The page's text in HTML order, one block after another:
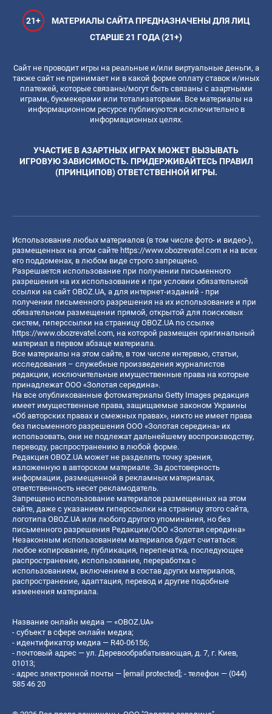
21+
МАТЕРИАЛЫ САЙТА ПРЕДНАЗНАЧЕНЫ ДЛЯ ЛИЦ
СТАРШЕ 21 ГОДА (21+)
Сайт не проводит игры на реальные и/или виртуальные деньги, а
также сайт не принимает ни в какой форме оплату ставок и/иных
платежей, которые связаны/могут быть связаны с азартными
играми, букмекерами или тотализаторами. Все материалы на
информационном ресурсе публикуются исключительно в
информационных целях.
УЧАСТИЕ В АЗАРТНЫХ ИГРАХ МОЖЕТ ВЫЗЫВАТЬ
ИГРОВУЮ ЗАВИСИМОСТЬ. ПРИДЕРЖИВАЙТЕСЬ ПРАВИЛ
(ПРИНЦИПОВ) ОТВЕТСТВЕННОЙ ИГРЫ.
Использование любых материалов (в том числе фото- и видео-),
размещенных на этом сайте https://www.obozrevatel.com и на всех
его поддоменах, в любом виде строго запрещено.
Разрешается использование при получении письменного
разрешения на их использование и при условии обязательной
ссылки на сайт OBOZ.UA, а для интернет-изданий - при
получении письменного разрешения на их использование и при
обязательном размещении прямой, открытой для поисковых
систем, гиперссылки на страницу OBOZ.UA по ссылке
https://www.obozrevatel.com, на которой размещен оригинальный
материал в первом абзаце материала.
Все материалы на этом сайте, в том числе интервью, статьи,
исследования – служебные произведения журналистов
редакции, исключительные имущественные права на которые
принадлежат ООО «Золотая середина».
На все опубликованные фотоматериалы Getty Images редакция
имеет имущественные права, защищаемые законом Украины
«Об авторских правах и смежных правах», никто не имеет права
без письменного разрешения ООО «Золотая середина» их
использовать, они не подлежат дальнейшему воспроизводству,
переводу, распространению в любой форме.
Редакция OBOZ.UA может не разделять точку зрения,
изложенную в авторском материале. За достоверность
информации, размещенной в рекламных материалах,
ответственность несет рекламодатель.
Запрещено использование материалов размещенных на этом
сайте, даже с указанием гиперссылки на страницу этого сайта,
логотипа OBOZ.UA или любого другого упоминания, но без
письменного разрешения Редакции/ООО «Золотая середина»
Незаконным использованием материалов будет считаться:
любое копирование, публикация, перепечатка, последующее
распространение, использование, переработка с
использованием, включением в состав других материалов,
распространение, адаптация, перевод и другие подобные
изменения материала.
Название онлайн медиа — «OBOZ.UA»
- субъект в сфере онлайн медиа;
- идентификатор медиа — R40-06156;
- почтовый адрес — ул. Деревообрабатывающая, д. 7, г. Киев,
01013;
- адрес электронной почты — [email protected]; - телефон — (044)
585 46 20